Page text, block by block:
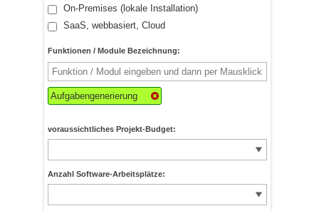
On-Premises (lokale Installation)
SaaS, webbasiert, Cloud
Funktionen / Module Bezeichnung:
Aufgabengenerierung
voraussichtliches Projekt-Budget:
Anzahl Software-Arbeitsplätze: